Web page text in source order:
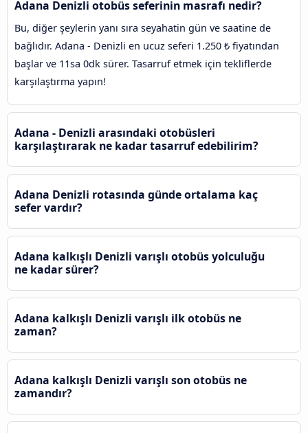
Adana Denizli otobüs seferinin masrafı nedir?
Bu, diğer şeylerin yanı sıra seyahatin gün ve saatine de
bağlıdır. Adana - Denizli en ucuz seferi 1.250 ₺ fiyatından
başlar ve 11sa 0dk sürer. Tasarruf etmek için tekliflerde
karşılaştırma yapın!
Adana - Denizli arasındaki otobüsleri
karşılaştırarak ne kadar tasarruf edebilirim?
Adana Denizli rotasında günde ortalama kaç
sefer vardır?
Adana kalkışlı Denizli varışlı otobüs yolculuğu
ne kadar sürer?
Adana kalkışlı Denizli varışlı ilk otobüs ne
zaman?
Adana kalkışlı Denizli varışlı son otobüs ne
zamandır?